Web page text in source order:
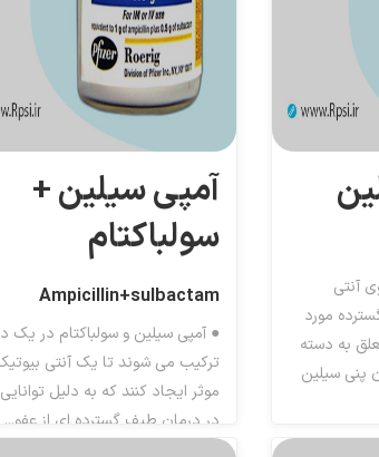
آنتی
مورد
به دسته
پنی سیلین
آمپی سیلین +
سولباکتام
Ampicillin+sulbactam
● آمپی سیلین و سولباکتام در یک
ترکیب می شوند تا یک آنتی
موثر ایجاد کنند که به دلیل
در درمان طیف گسترده ای از عفو...